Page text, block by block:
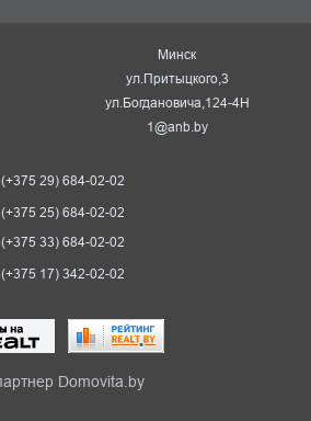
Минск
ул.Притыцкого,3
ул.Богдановича,124-4Н
1@anb.by
(+375 29) 684-02-02
(+375 25) 684-02-02
(+375 33) 684-02-02
(+375 17) 342-02-02